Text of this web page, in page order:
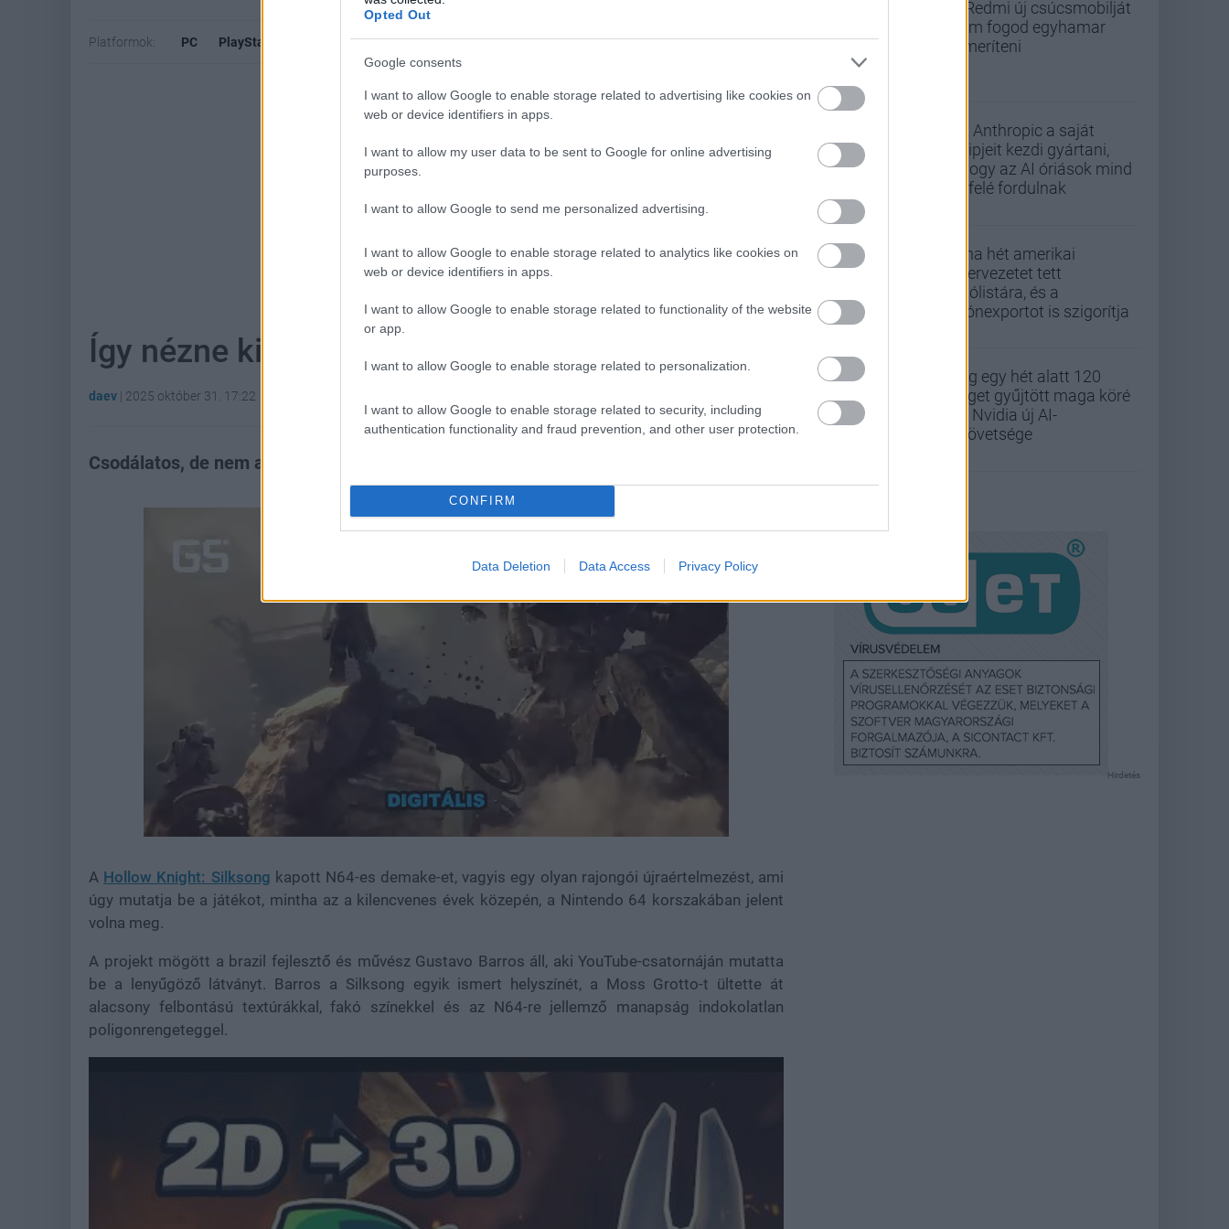
Opted Out
Google consents
I want to allow Google to enable storage related to advertising like cookies on
web or device identifiers in apps.
I want to allow my user data to be sent to Google for online advertising
purposes.
I want to allow Google to send me personalized advertising.
I want to allow Google to enable storage related to analytics like cookies on
web or device identifiers in apps.
I want to allow Google to enable storage related to functionality of the website
or app.
I want to allow Google to enable storage related to personalization.
I want to allow Google to enable storage related to security, including
authentication functionality and fraud prevention, and other user protection.
CONFIRM
Data Deletion Data Access Privacy Policy
Platformok: PC PlayStation 4 Xbox One
Hozzászólások
Így nézne ki a Hollow Knight Silksong N64-en
daev | 2025 október 31. 17:22
Csodálatos, de nem akarod egy N64 kontrollerrel irányítani a Silksongot.
Unmute
22.28%
A Hollow Knight: Silksong kapott N64-es demake-et, vagyis egy olyan rajongói újraértelmezést, ami
úgy mutatja be a játékot, mintha az a kilencvenes évek közepén, a Nintendo 64 korszakában jelent
volna meg.
A projekt mögött a brazil fejlesztő és művész Gustavo Barros áll, aki YouTube-csatornáján mutatta
be a lenyűgöző látványt. Barros a Silksong egyik ismert helyszínét, a Moss Grotto-t ültette át
alacsony felbontású textúrákkal, fakó színekkel és az N64-re jellemző manapság indokolatlan
poligonrengeteggel.
A Redmi új csúcsmobilját
nem fogod egyhamar
lemeríteni
Az Anthropic a saját
chipjeit kezdi gyártani,
ahogy az AI óriások mind
befelé fordulnak
Kína hét amerikai
szervezetet tett
tiltólistára, és a
drónexportot is szigorítja
Alig egy hét alatt 120
céget gyűjtött maga köré
az Nvidia új AI-
szövetsége
Hirdetés